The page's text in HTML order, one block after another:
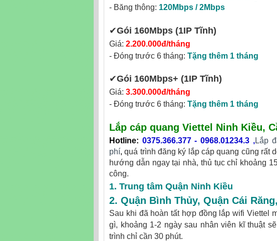
- Băng thông: 120Mbps / 2Mbps
✔‎Gói 160Mbps (1IP Tĩnh)
Giá: 2.200.000đ/tháng
- Đóng trước 6 tháng: Tặng thêm 1 tháng
✔‎Gói 160Mbps+ (1IP Tĩnh)
Giá: 3.300.000đ/tháng
- Đóng trước 6 tháng: Tặng thêm 1 tháng
Lắp cáp quang Viettel Ninh Kiều,
Hotline: 0375.366.377-0968.01234.3 ,Lắp
phí, quá trình đăng ký lắp cáp quang cũng rất
hướng dẫn ngay tại nhà, thủ tục chỉ khoảng
công.
1. Trung tâm Quận Ninh Kiều
2. Quận Bình Thủy, Quận Cái Răng,
Sau khi đã hoàn tất hợp đồng lắp wifi Viettel
gì, khoảng 1-2 ngày sau nhân viên kĩ thuật
trình chỉ cần 30 phút.